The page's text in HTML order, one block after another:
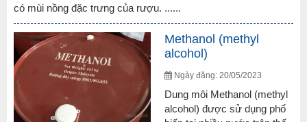
có mùi nồng đặc trưng của rượu. ......
Methanol (methyl
alcohol)
Ngày đăng: 20/05/2023
Dung môi Methanol (methyl
alcohol) được sử dụng phổ